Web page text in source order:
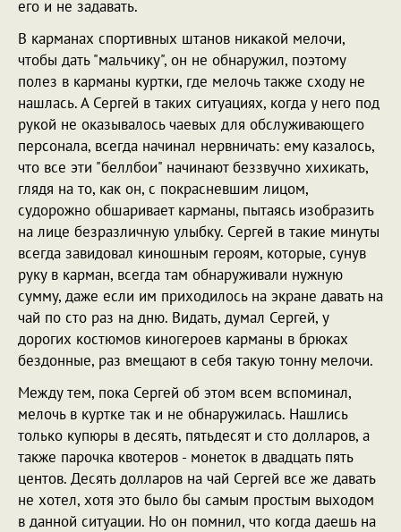
его и не задавать.
В карманах спортивных штанов никакой мелочи,
чтобы дать "мальчику", он не обнаружил, поэтому
полез в карманы куртки, где мелочь также сходу не
нашлась. А Сергей в таких ситуациях, когда у него под
рукой не оказывалось чаевых для обслуживающего
персонала, всегда начинал нервничать: ему казалось,
что все эти "беллбои" начинают беззвучно хихикать,
глядя на то, как он, с покрасневшим лицом,
судорожно обшаривает карманы, пытаясь изобразить
на лице безразличную улыбку. Сергей в такие минуты
всегда завидовал киношным героям, которые, сунув
руку в карман, всегда там обнаруживали нужную
сумму, даже если им приходилось на экране давать на
чай по сто раз на дню. Видать, думал Сергей, у
дорогих костюмов киногероев карманы в брюках
бездонные, раз вмещают в себя такую тонну мелочи.
Между тем, пока Сергей об этом всем вспоминал,
мелочь в куртке так и не обнаружилась. Нашлись
только купюры в десять, пятьдесят и сто долларов, а
также парочка квотеров - монеток в двадцать пять
центов. Десять долларов на чай Сергей все же давать
не хотел, хотя это было бы самым простым выходом
в данной ситуации. Но он помнил, что когда даешь на